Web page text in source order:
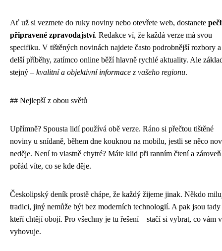
Ať už si vezmete do ruky noviny nebo otevřete web, dostanete
připravené zpravodajství. Redakce ví, že každá verze má svou
specifiku. V tištěných novinách najdete často podrobnější rozbory a
delší příběhy, zatímco online běží hlavně rychlé aktuality. Ale
stejný – kvalitní a objektivní informace z vašeho regionu.
## Nejlepší z obou světů
Upřímně? Spousta lidí používá obě verze. Ráno si přečtou tištěné
noviny u snídaně, během dne kouknou na mobilu, jestli se něco
neděje. Není to vlastně chytré? Máte klid při ranním čtení a zároveň
pořád víte, co se kde děje.
Českolipský deník prostě chápe, že každý žijeme jinak. Někdo
tradici, jiný nemůže být bez moderních technologií. A pak jsou
kteří chtějí obojí. Pro všechny je tu řešení – stačí si vybrat, co vám
vyhovuje.